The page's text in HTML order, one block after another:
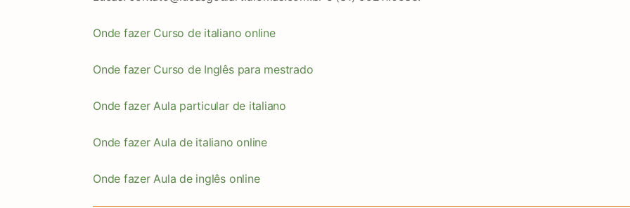
Onde fazer Curso de italiano online
Onde fazer Curso de Inglês para mestrado
Onde fazer Aula particular de italiano
Onde fazer Aula de italiano online
Onde fazer Aula de inglês online